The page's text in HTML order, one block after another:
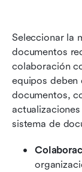
Seleccionar la
documentos
colaboración
equipos deben
documentos,
sistema de